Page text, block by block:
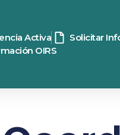
Activa
Solicitar
OIRS